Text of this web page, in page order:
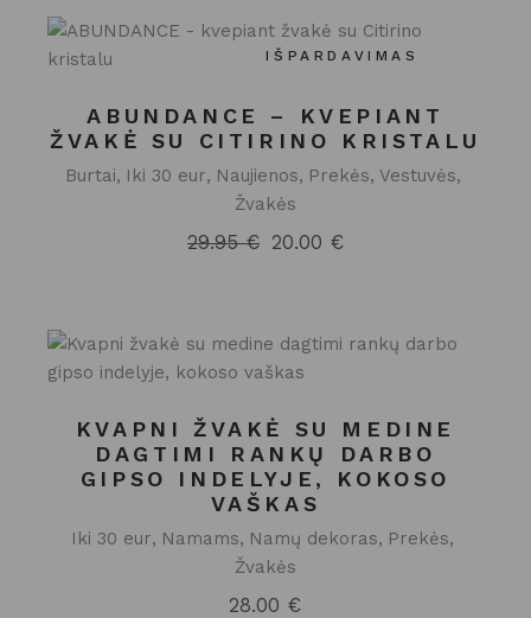
IŠPARDAVIMAS
ABUNDANCE – KVEPIANT
ŽVAKĖ SU CITIRINO KRISTALU
Burtai Iki 30 eur Naujienos Prekės Vestuvės
Žvakės
29.95€ Original
20.00 €
Current
KVAPNI ŽVAKĖ SU MEDINE
DAGTIMI RANKŲ DARBO
GIPSO INDELYJE, KOKOSO
VAŠKAS
Iki 30 eur Namams Namų dekoras
Prekės
Žvakės
28.00 €